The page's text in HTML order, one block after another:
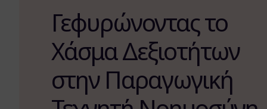
Γεφυρώνοντας το
Χάσμα Δεξιοτήτων
στην Παραγωγική